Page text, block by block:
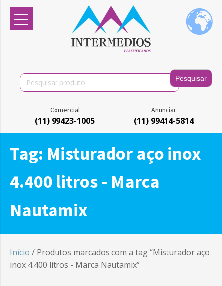
Search
for:
Comercial
(11) 99423-1005
Anunciar
(11) 99414-5814
Tag: Misturador aço inox
4.400 litros - Marca
Nautamix
Início / Produtos marcados com a tag “Misturador aço
inox 4.400 litros - Marca Nautamix”